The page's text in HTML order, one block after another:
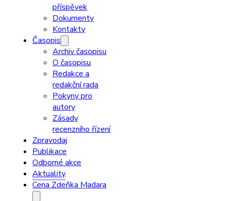
příspěvek
Dokumenty
Kontakty
Časopis
Archiv časopisu
O časopisu
Redakce a
redakční rada
Pokyny pro
autory
Zásady
recenzního řízení
Zpravodaj
Publikace
Odborné akce
Aktuality
Cena Zdeňka Madara